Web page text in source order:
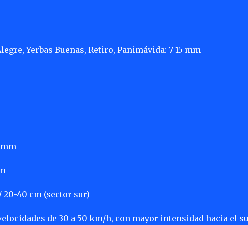
Yerbas Buenas, Retiro, Panimávida: 7-15 mm
20-40 cm (sector sur)
de 30 a 50 km/h, con mayor intensidad hacia el